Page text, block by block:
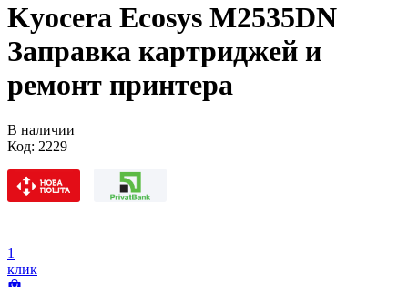
Kyocera Ecosys M2535DN
Заправка картриджей и
ремонт принтера
В наличии
Код: 2229
1
клик